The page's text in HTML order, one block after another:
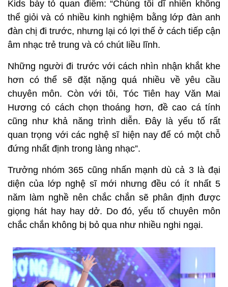
Kids bày tỏ quan điểm: “Chúng tôi dĩ nhiên không
thể giỏi và có nhiều kinh nghiệm bằng lớp đàn anh
đàn chị đi trước, nhưng lại có lợi thế ở cách tiếp cận
âm nhạc trẻ trung và có chút liều lĩnh.
Những người đi trước với cách nhìn nhận khắt khe
hơn có thể sẽ đặt nặng quá nhiều về yêu cầu
chuyên môn. Còn với tôi, Tóc Tiên hay Văn Mai
Hương có cách chọn thoáng hơn, đề cao cá tính
cũng như khả năng trình diễn. Đây là yếu tố rất
quan trọng với các nghệ sĩ hiện nay để có một chỗ
đứng nhất định trong làng nhạc”.
Trưởng nhóm 365 cũng nhấn mạnh dù cả 3 là đại
diện của lớp nghệ sĩ mới nhưng đều có ít nhất 5
năm làm nghề nên chắc chắn sẽ phân định được
giọng hát hay hay dở. Do đó, yếu tố chuyên môn
chắc chắn không bị bỏ qua như nhiều nghi ngại.